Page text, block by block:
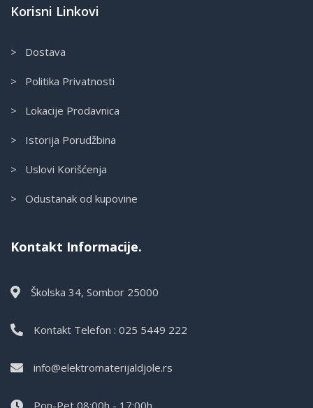
Korisni Linkovi
> Dostava
> Politika Privatnosti
> Lokacije Prodavnica
> Istorija Porudžbina
> Uslovi Korišćenja
> Odustanak od kupovine
Kontakt Informacije.
Školska 34, Sombor 25000
Kontakt Telefon : 025 5449 222
info@elektromaterijaldjole.rs
Pon-Pet 08:00h - 17:00h